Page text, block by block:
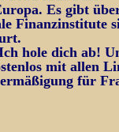
Es gibt
Finanzinstitute
hole dich ab!
mit allen
für